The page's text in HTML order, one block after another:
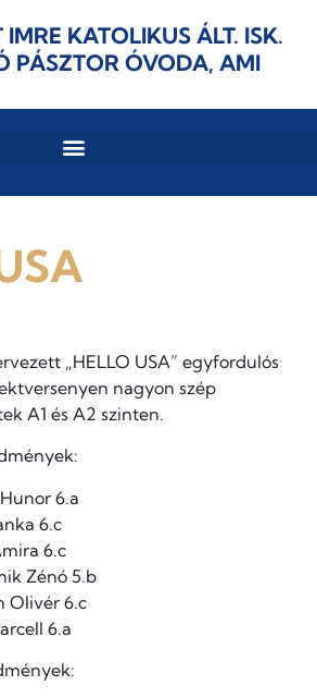
IMRE KATOLIKUS ÁLT. ISK.
PÁSZTOR ÓVODA, AMI
„HELLO USA” egyfordulós
nagyon szép
A1 és A2 szinten.
6.a
6.c
6.c
Zénó 5.b
Olivér 6.c
6.a